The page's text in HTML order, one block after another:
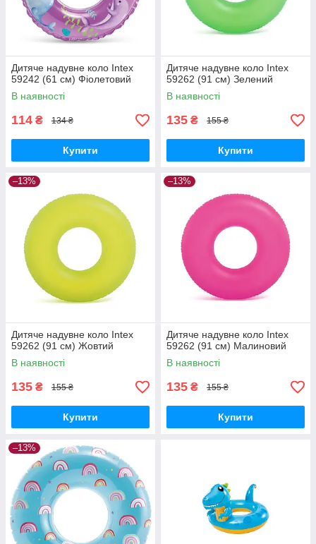
Дитяче надувне коло Intex
59242 (61 см) Фіолетовий
В наявності
114 ₴ 134 ₴
Купити
Дитяче надувне коло Intex
59262 (91 см) Зелений
В наявності
135 ₴ 155 ₴
Купити
–13%
Дитяче надувне коло Intex
59262 (91 см) Жовтий
В наявності
135 ₴ 155 ₴
Купити
–13%
Дитяче надувне коло Intex
59262 (91 см) Малиновий
В наявності
135 ₴ 155 ₴
Купити
–13%